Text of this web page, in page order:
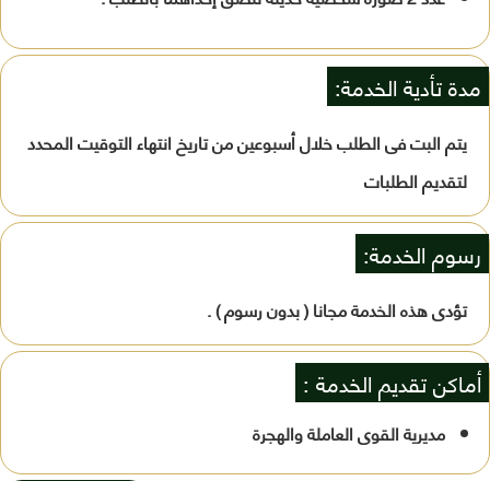
مدة تأدية الخدمة:
يتم البت فى الطلب خلال أسبوعين من تاريخ انتهاء التوقيت المحدد
لتقديم الطلبات
رسوم الخدمة:
تؤدى هذه الخدمة مجانا ( بدون رسوم ) .
أماكن تقديم الخدمة :
مديرية القوى العاملة والهجرة